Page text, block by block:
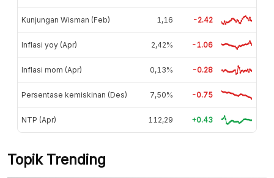
Kunjungan Wisman (Feb) 1,16 -2.42
Inflasi yoy (Apr) 2,42% -1.06
Inflasi mom (Apr) 0,13% -0.28
Persentase kemiskinan (Des) 7,50% -0.75
NTP (Apr) 112,29 +0.43
Topik Trending